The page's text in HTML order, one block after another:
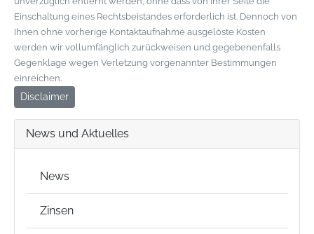
Einschaltung eines Rechtsbeistandes erforderlich ist. Dennoch von
Ihnen ohne vorherige Kontaktaufnahme ausgelöste Kosten
werden wir vollumfänglich zurückweisen und gegebenenfalls
Gegenklage wegen Verletzung vorgenannter Bestimmungen
einreichen.
Disclaimer
News und Aktuelles
News
Zinsen